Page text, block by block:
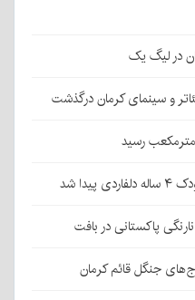
در لیگ یک
و سینمای کرمان درگذشت
شد
جنگل قائم کرمان